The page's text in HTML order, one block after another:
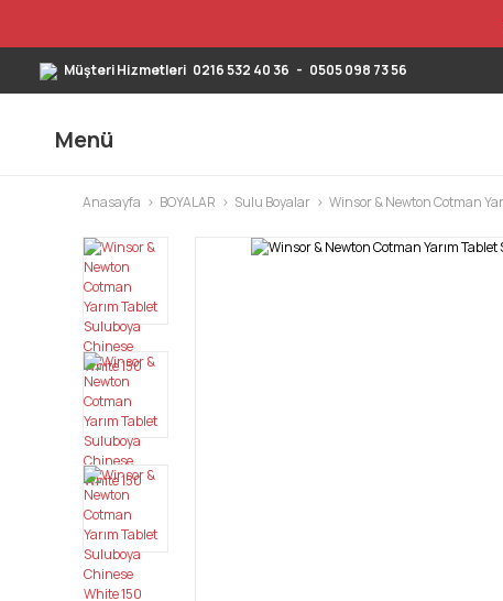
Müşteri Hizmetleri 0216 532 40 36 - 0505 098 73 56
Menü
Anasayfa BOYALAR Sulu Boyalar Winsor & Newton Cotman